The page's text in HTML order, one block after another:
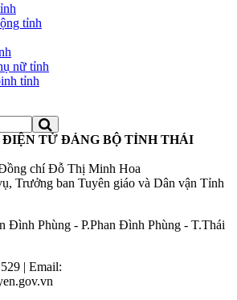
tỉnh
nữ tỉnh
tỉnh
ĐIỆN TỬ ĐẢNG BỘ TỈNH THÁI
chí Đỗ Thị Minh Hoa
Trưởng ban Tuyên giáo và Dân vận Tỉnh
Đình Phùng - P.Phan Đình Phùng - T.Thái
| Email: